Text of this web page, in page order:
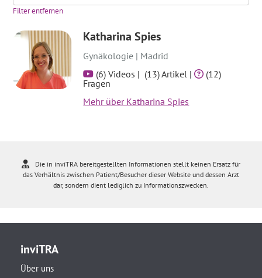
Filter entfernen
Katharina Spies
Gynäkologie | Madrid
(6) Videos | (13) Artikel |
(12)
Fragen
Mehr über Katharina Spies
Die in inviTRA bereitgestellten Informationen stellt keinen Ersatz für
das Verhältnis zwischen Patient/Besucher dieser Website und dessen Arzt
dar, sondern dient lediglich zu Informationszwecken.
inviTRA
Über uns